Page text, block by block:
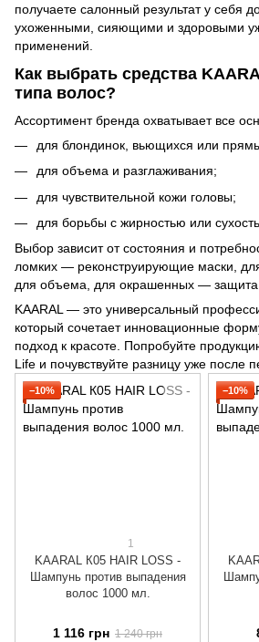
получаете салонный результат у себя
ухоженными, сияющими и здоровыми
применений.
Как выбрать средства
типа волос?
Ассортимент бренда охватывает все
для блондинок, вьющихся или
для объема и разглаживания;
для чувствительной кожи головы;
для борьбы с жирностью или
Выбор зависит от состояния и
ломких — реконструирующие маски,
для объема, для окрашенных — защита
KAARAL — это универсальный
который сочетает инновационные
подход к красоте. Попробуйте
Life и почувствуйте разницу уже после
−10%
1
KAARAL К05 HAIR LOSS -
Шампунь против выпадения
волос 1000 мл.
1 116 грн 1 240 грн
−10%